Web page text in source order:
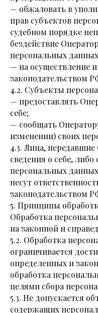
— обжаловать в
прав субъектов
судебном порядке
бездействие
персональных
— на осуществление
законодательством
4.2. Субъекты
— предоставлять
себе;
— сообщать
изменении) своих
4.3. Лица,
сведения о себе,
персональных
несут
законодательством
5. Принципы
Обработка
на законной и
5.2. Обработка
ограничивается
определенных и
обработка
целями сбора
5.3. Не допускается
содержащих